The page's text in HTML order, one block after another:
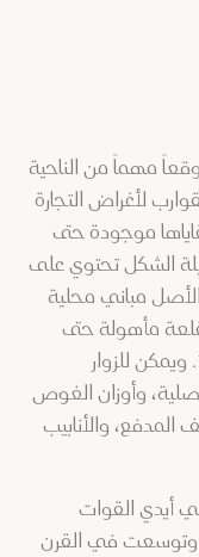
مهماً من الناحية
لأغراض التجارة
موجودة حتى
الشكل تحتوي على
مباني محلية
مأهولة حتى
إنشاء قلعة الزبارة الجديدة في عام 1938. ويمكن للزوار
وأوزان الغوص
والأنابيب
أيدي القوات
لسلطان مسقط في عام 1811. وتوسعت في القرن